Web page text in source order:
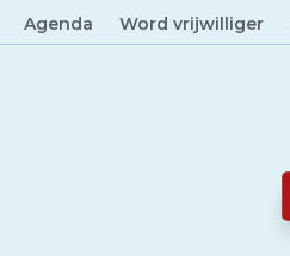
Agenda Word vrijwilliger